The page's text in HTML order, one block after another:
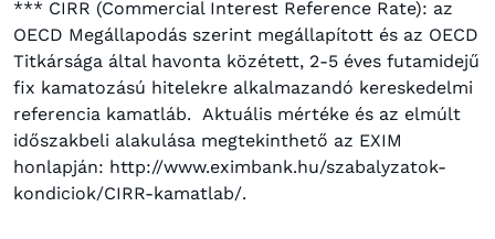
*** CIRR (Commercial Interest Reference Rate): az
OECD Megállapodás szerint megállapított és az OECD
Titkársága által havonta közétett, 2-5 éves futamidejű
fix kamatozású hitelekre alkalmazandó kereskedelmi
referencia kamatláb. Aktuális mértéke és az elmúlt
időszakbeli alakulása megtekinthető az EXIM
honlapján: http://www.eximbank.hu/szabalyzatok-
kondiciok/CIRR-kamatlab/.